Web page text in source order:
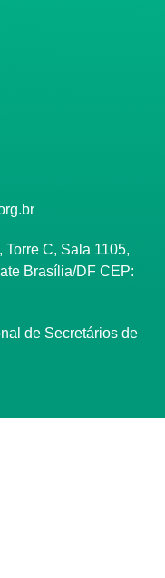
C, Sala 1105,
Brasília/DF CEP:
de Secretários de